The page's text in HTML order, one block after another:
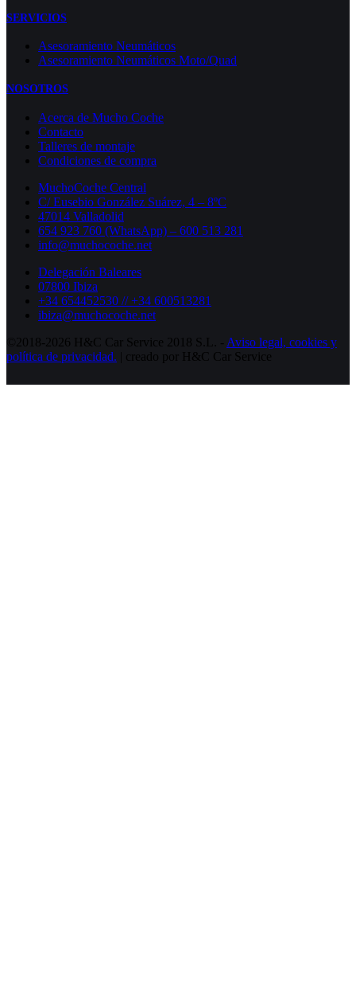
SERVICIOS
Asesoramiento Neumáticos
Asesoramiento Neumáticos Moto/Quad
NOSOTROS
Acerca de Mucho Coche
Contacto
Talleres de montaje
Condiciones de compra
MuchoCoche Central
C/ Eusebio González Suárez, 4 – 8ºC
47014 Valladolid
654 923 760 (WhatsApp) – 600 513 281
info@muchocoche.net
Delegación Baleares
07800 Ibiza
+34 654452530 // +34 600513281
ibiza@muchocoche.net
©2018-2026 H&C Car Service 2018 S.L. - Aviso legal, cookies y
política de privacidad. | creado por H&C Car Service